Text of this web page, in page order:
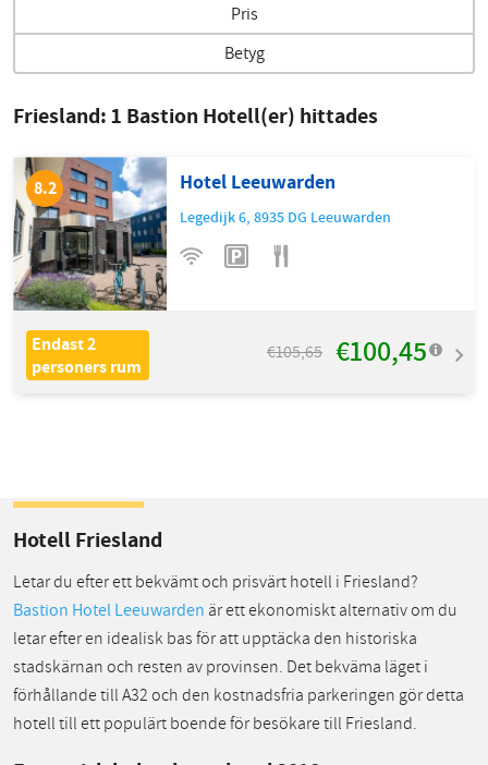
Pris
Betyg
Friesland:1 Bastion Hotell(er) hittades
8.2 Hotel Leeuwarden
Legedijk 6,8935 DG Leeuwarden
Endast 2
personers rum
€105,65 €100,45
Hotell Friesland
Letar du efter ett bekvämt och prisvärt hotell i Friesland?
Bastion Hotel Leeuwarden är ett ekonomiskt alternativ om du
letar efter en idealisk bas för att upptäcka den historiska
stadskärnan och resten av provinsen. Det bekväma läget i
förhållande till A32 och den kostnadsfria parkeringen gör detta
hotell till ett populärt boende för besökare till Friesland.